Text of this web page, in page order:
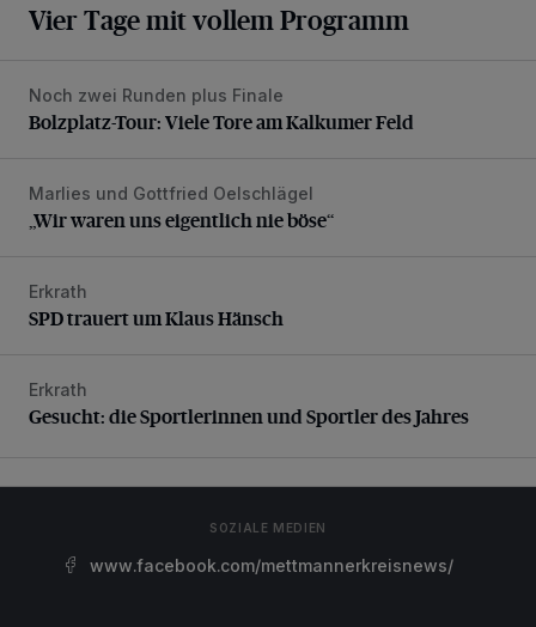
Vier Tage mit vollem Programm
Bolzplatz-Tour: Viele Tore am Kalkumer Feld
Noch zwei Runden plus Finale
Bolzplatz-Tour: Viele Tore am Kalkumer Feld
„Wir waren uns eigentlich nie böse“
Marlies und Gottfried Oelschlägel
„Wir waren uns eigentlich nie böse“
SPD trauert um Klaus Hänsch
Erkrath
SPD trauert um Klaus Hänsch
Gesucht: die Sportlerinnen und Sportler des Jahres
Erkrath
Gesucht: die Sportlerinnen und Sportler des Jahres
SOZIALE MEDIEN
www.facebook.com/mettmannerkreisnews/